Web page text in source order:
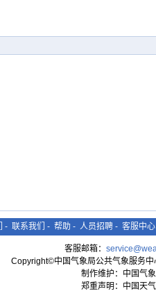
- 联系我们 - 帮助 - 人员招聘 - 客服中心
客服邮箱：
Copyright©中国气象局公共气象服务
制作维护：中国气
郑重声明：中国天